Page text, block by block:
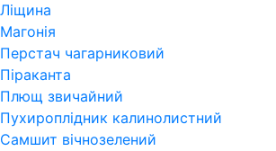
Ліщина
Магонія
Перстач чагарниковий
Піраканта
Плющ звичайний
Пухироплідник калинолистний
Самшит вічнозелений